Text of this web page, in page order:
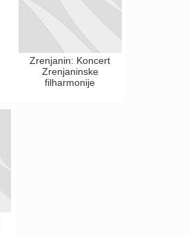
Zrenjanin: Koncert
Zrenjaninske
filharmonije